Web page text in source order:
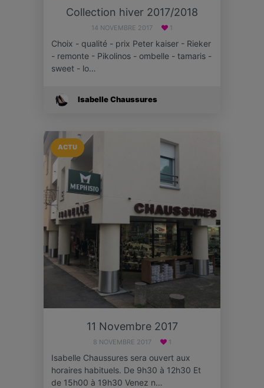
Collection hiver 2017/2018
14 NOVEMBRE 2017 1
Choix - qualité - prix Peter kaiser - Rieker
- remonte - Pikolinos - ombelle - tamaris -
sweet - lo…
Isabelle Chaussures
ACTU
11 Novembre 2017
8 NOVEMBRE 2017 1
Isabelle Chaussures sera ouvert aux
horaires habituels. De 9h30 à 12h30 Et
de 15h00 à 19h30 Venez n…